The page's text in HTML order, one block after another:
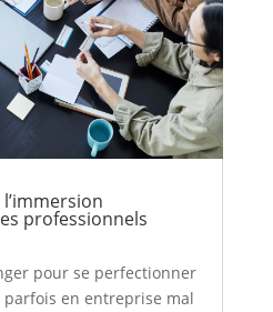
professionnels
pour se perfectionner
en entreprise mal